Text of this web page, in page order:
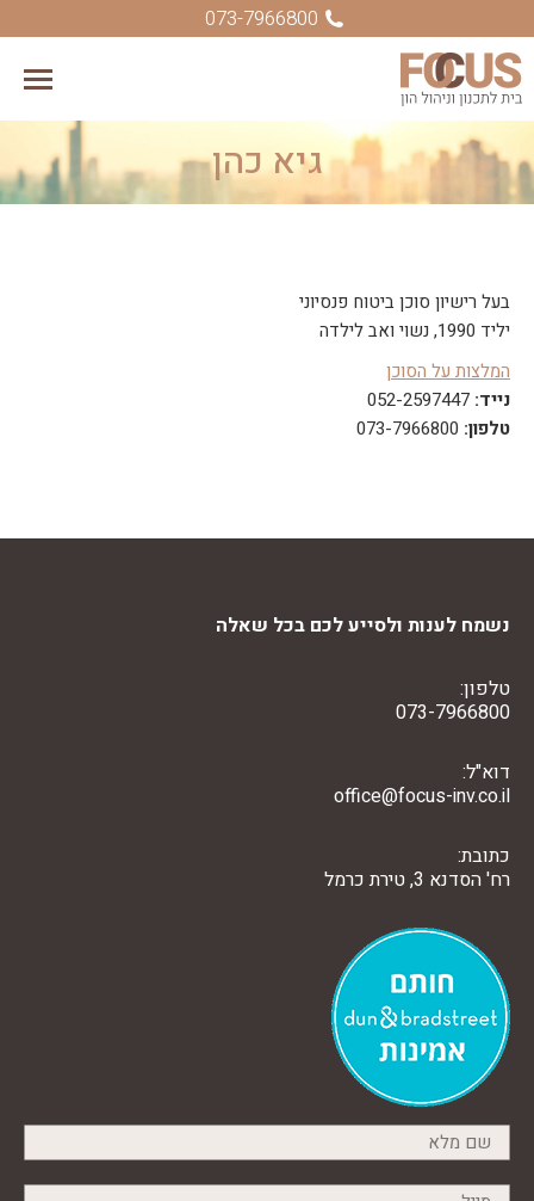
073-7966800
גיא כהן
You are here:
בעל רישיון סוכן ביטוח פנסיוני
יליד 1990, נשוי ואב לילדה
המלצות על הסוכן
נייד: 052-2597447
טלפון: 073-7966800
נשמח לענות ולסייע לכם בכל שאלה
טלפון:
073-7966800
דוא"ל:
office@focus-inv.co.il
כתובת:
רח' הסדנא 3, טירת כרמל